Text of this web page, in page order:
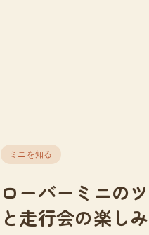
ミニを知る
ローバーミニの
と走行会の楽し